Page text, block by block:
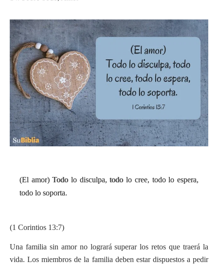
(El amor) Todo lo disculpa, todo lo cree, todo lo espera,
todo lo soporta.
(1 Corintios 13:7)
Una familia sin amor no logrará superar los retos que traerá la
vida. Los miembros de la familia deben estar dispuestos a pedir